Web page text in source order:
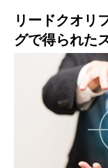
リードクオリ
グで得られた